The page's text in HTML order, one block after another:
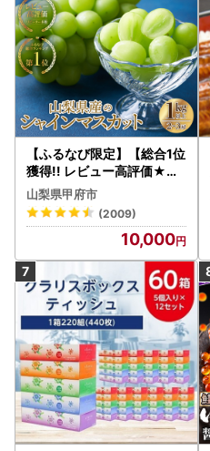
【ふるなび限定】【総合1位
獲得!! レビュー高評価★】
〈2026年度配送分〉山梨
県産 シャインマスカット 2
～3房（1.0kg以上）シャイ
ン フルーツ FN-Limited-S
P
山梨県甲府市
(2009)
10,000